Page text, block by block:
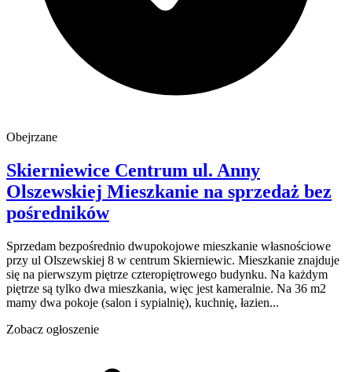
Obejrzane
Skierniewice Centrum ul. Anny
Olszewskiej Mieszkanie na sprzedaż bez
pośredników
Sprzedam bezpośrednio dwupokojowe mieszkanie własnościowe
przy ul Olszewskiej 8 w centrum Skierniewic. Mieszkanie znajduje
się na pierwszym piętrze czteropiętrowego budynku. Na każdym
piętrze są tylko dwa mieszkania, więc jest kameralnie. Na 36 m2
mamy dwa pokoje (salon i sypialnię), kuchnię, łazien...
Zobacz ogłoszenie